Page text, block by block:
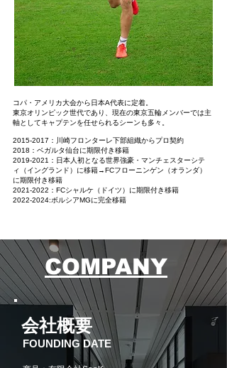
コパ・アメリカ大会から日本A代表に定着。
東京オリンピック世代であり、現在の東京五輪メンバーでは主
軸としてキャプテンを任せられるシーンも多々。
2015-2017 ：川崎フロンターレ下部組織からプロ契約
2018：ベガルタ仙台に期限付き移籍
2019-2021 ：日本人初となる世界強豪・マンチェスターシテ
ィ（イングランド）に移籍→FCフローニンゲン（オランダ）
に期限付き移籍
2021-2022 ：FCシャルケ（ドイツ）に期限付き移籍
2022-2024:ボルシアMGに完全移籍
COMPANY
会社概要
FOUNDING DATE